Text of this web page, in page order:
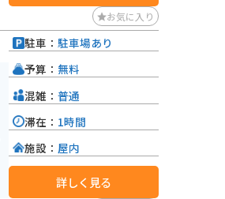
お気に入り
駐車： 駐車場あり
予算： 無料
混雑： 普通
滞在： 1時間
施設： 屋内
詳しく見る